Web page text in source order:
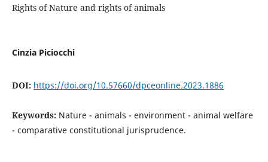
Rights of Nature and rights of animals
Cinzia Piciocchi
DOI: https://doi.org/10.57660/dpceonline.2023.1886
Keywords: Nature - animals - environment - animal welfare
- comparative constitutional jurisprudence.